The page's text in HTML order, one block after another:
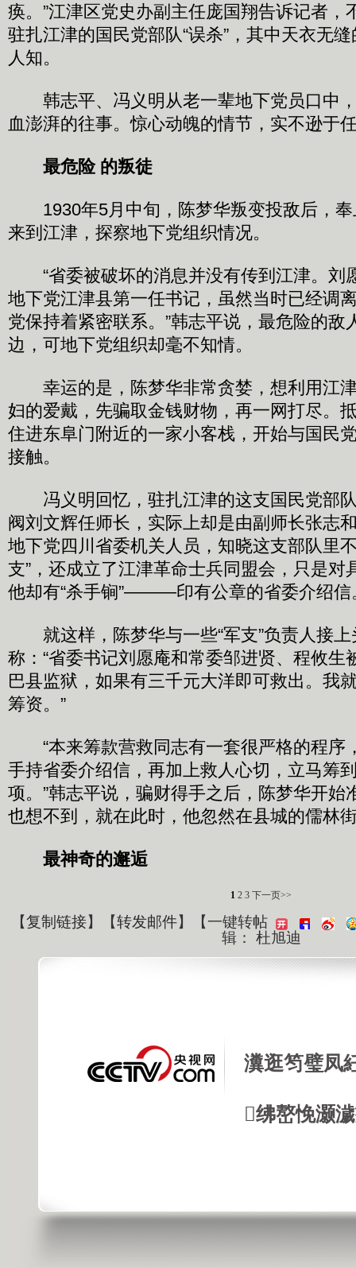
痪。”江津区党史办副主任庞国翔告诉记者，
驻扎江津的国民党部队“误杀”，其中天衣无
人知。
韩志平、冯义明从老一辈地下党员口中
血澎湃的往事。惊心动魄的情节，实不逊于
最危险 的叛徒
1930年5月中旬，陈梦华叛变投敌后，奉
来到江津，探察地下党组织情况。
“省委被破坏的消息并没有传到江津。刘
地下党江津县第一任书记，虽然当时已经调
党保持着紧密联系。”韩志平说，最危险的敌
边，可地下党组织却毫不知情。
幸运的是，陈梦华非常贪婪，想利用江
妇的爱戴，先骗取金钱财物，再一网打尽。
住进东阜门附近的一家小客栈，开始与国民
接触。
冯义明回忆，驻扎江津的这支国民党部
阀刘文辉任师长，实际上却是由副师长张志
地下党四川省委机关人员，知晓这支部队里
支”，还成立了江津革命士兵同盟会，只是对
他却有“杀手锏”———印有公章的省委介绍信
就这样，陈梦华与一些“军支”负责人接上
称：“省委书记刘愿庵和常委邹进贤、程攸生
巴县监狱，如果有三千元大洋即可救出。我
筹资。”
“本来筹款营救同志有一套很严格的程序，
手持省委介绍信，再加上救人心切，立马筹
项。”韩志平说，骗财得手之后，陈梦华开始
也想不到，就在此时，他忽然在县城的儒林
最神奇的邂逅
1 2 3 下一页>>
【复制链接】【转发邮件】
【一键转帖
辑： 杜旭迪
瀵逛笉璧凤
绋嶅悗灏